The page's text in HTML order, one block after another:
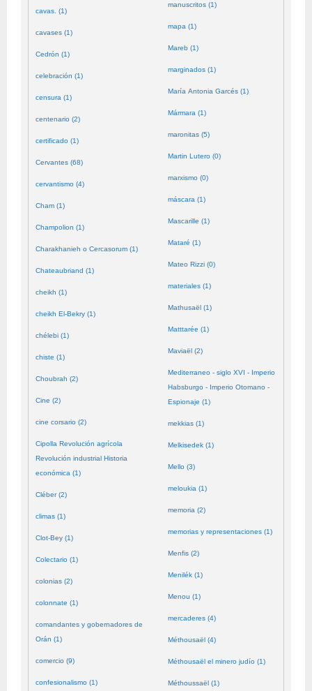
cavas. (1)
cavases (1)
Cedrón (1)
celebración (1)
censura (1)
centenario (2)
certificado (1)
Cervantes (68)
cervantismo (4)
Cham (1)
Champolion (1)
Charakhanieh o Cercasorum (1)
Chateaubriand (1)
cheikh (1)
cheikh El-Bekry (1)
chélebi (1)
chiste (1)
Choubrah (2)
Cine (2)
cine corsario (2)
Cipolla Revolución agrícola
Revolución industrial Historia
económica (1)
Cléber (2)
climas (1)
Clot-Bey (1)
Colectario (1)
colonias (2)
colonnate (1)
comandantes y gobernadores de
Orán (1)
comercio (9)
confesionalismo (1)
manuscritos (1)
mapa (1)
Mareb (1)
marginados (1)
María Antonia Garcés (1)
Mármara (1)
maronitas (5)
Martin Lutero (0)
marxismo (0)
máscara (1)
Mascarille (1)
Mataré (1)
Mateo Rizzi (0)
materiales (1)
Mathusaël (1)
Matttarée (1)
Maviaël (2)
Mediterraneo - siglo XVI - Imperio
Habsburgo - Imperio Otomano -
Espionaje (1)
mekkias (1)
Melkisedek (1)
Mello (3)
meloukia (1)
memoria (2)
memorias y representaciones (1)
Menfis (2)
Menilék (1)
Menou (1)
mercaderes (4)
Méthousaël (4)
Méthousaël el minero judío (1)
Méthoussaël (1)